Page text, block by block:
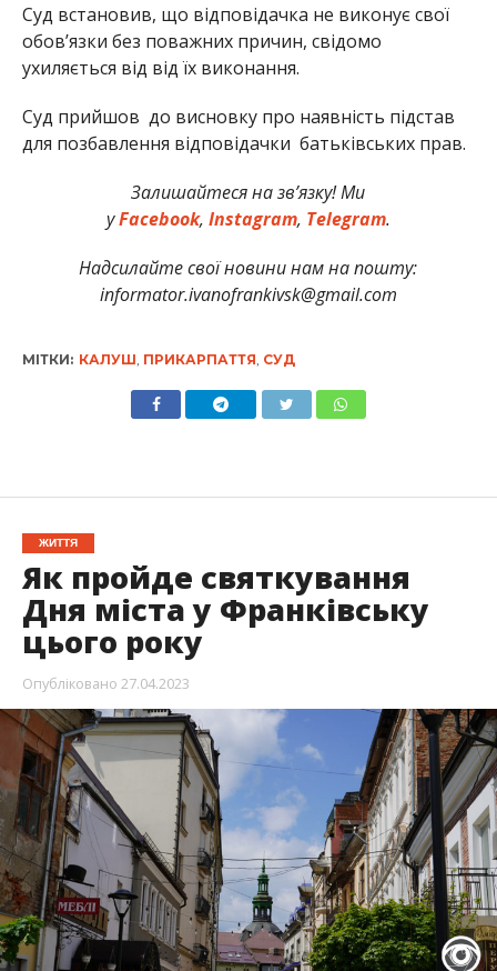
Суд встановив, що відповідачка не виконує свої
обов’язки без поважних причин, свідомо
ухиляється від від їх виконання.
Суд прийшов до висновку про наявність підстав
для позбавлення відповідачки батьківських прав.
Залишайтеся на зв’язку! Ми
уFacebook, Instagram, Telegram.
Надсилайте свої новини нам на пошту:
informator.ivanofrankivsk@gmail.com
МІТКИ: КАЛУШ ПРИКАРПАТТЯ СУД
ЖИТТЯ
Як пройде святкування
Дня міста у Франківську
цього року
Опубліковано 27.04.2023